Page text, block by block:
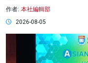
作者: 本社編輯部
2026-08-05